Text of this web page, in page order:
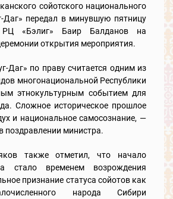
сойотского национального
Даг» передал в минувшую пятницу
«Бэлиг» Баир Балданов на
открытия мероприятия.
Даг» по праву считается одним из
многонациональной Республики
этнокультурным событием для
Сложное историческое прошлое
и национальное самосознание, —
поздравлении министра.
также отметил, что начало
стало временем возрождения
признание статуса сойотов как
народа Сибири